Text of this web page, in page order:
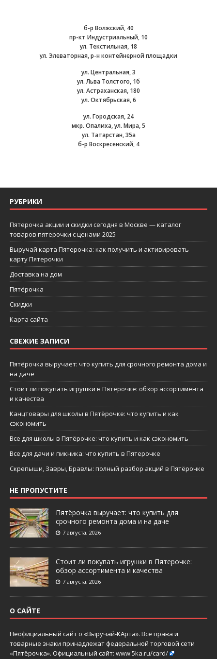
б-р Волжский, 40
пр-кт Индустриальный, 10
ул. Текстильная, 18
ул. Элеваторная, р-н контейнерной площадки
ул. Центральная, 3
ул. Льва Толстого, 1б
ул. Астраханская, 180
ул. Октябрьская, 6
ул. Городская, 24
мкр. Опалиха, ул. Мира, 5
ул. Татарстан, 35а
б-р Воскресенский, 4
РУБРИКИ
Пятерочка акции и скидки сегодня в Москве — каталог
товаров пятерочки с ценами 2025
Выручай карта Пятерочка: как получить и активировать
карту Пятерочки
Доставка на дом
Пятёрочка
Скидки
Карта сайта
СВЕЖИЕ ЗАПИСИ
Пятёрочка выручает: что купить для срочного ремонта дома и
на даче
Стоит ли покупать игрушки в Пятерочке: обзор ассортимента
и качества
Канцтовары для школы в Пятёрочке: что купить и как
сэкономить
Все для школы в Пятёрочке: что купить и как сэкономить
Все для дачи и пикника: что купить в Пятерочке
Скрепыши, Завры, Бравлы: полный разбор акций в Пятёрочке
НЕ ПРОПУСТИТЕ
Пятёрочка выручает: что купить для
срочного ремонта дома и на даче
7 августа, 2026
Стоит ли покупать игрушки в Пятерочке:
обзор ассортимента и качества
7 августа, 2026
О САЙТЕ
Неофициальный сайт о «Выручай-КАрта». Все права и
товарные знаки принадлежат федеральной торговой сети
«Пятёрочка». Официальный сайт: www.5ka.ru/card/